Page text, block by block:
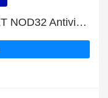
Fino al 35% di sconto sui ESET NOD32 Antivirus più il 4% di sconto sulla vendita finale